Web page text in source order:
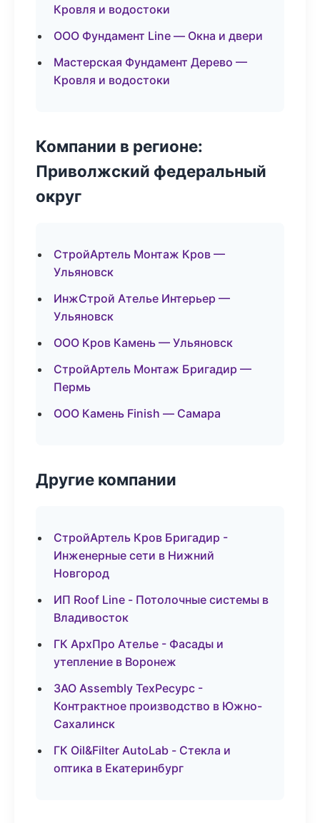
Кровля и водостоки
ООО Фундамент Line — Окна и двери
Мастерская Фундамент Дерево —
Кровля и водостоки
Компании в регионе:
Приволжский федеральный
округ
СтройАртель Монтаж Кров —
Ульяновск
ИнжСтрой Ателье Интерьер —
Ульяновск
ООО Кров Камень — Ульяновск
СтройАртель Монтаж Бригадир —
Пермь
ООО Камень Finish — Самара
Другие компании
СтройАртель Кров Бригадир -
Инженерные сети в Нижний
Новгород
ИП Roof Line - Потолочные системы в
Владивосток
ГК АрхПро Ателье - Фасады и
утепление в Воронеж
ЗАО Assembly ТехРесурс -
Контрактное производство в Южно-
Сахалинск
ГК Oil&Filter AutoLab - Стекла и
оптика в Екатеринбург